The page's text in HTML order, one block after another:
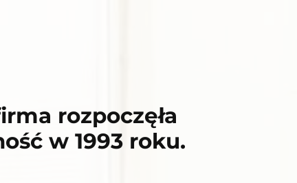
rozpoczęła
w 1993 roku.